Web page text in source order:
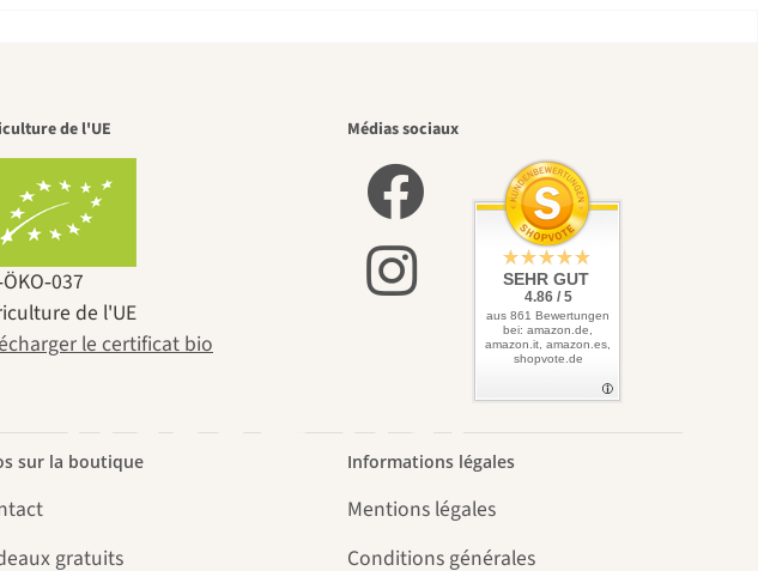
beaux
vers
passe par
de l'UE
de l'UE
le certificat bio
Médias sociaux
SEHR GUT
4.86 / 5
aus 861 Bewertungen
bei: amazon.de,
amazon.it, amazon.es,
shopvote.de
sur la boutique
gratuits
Informations légales
Mentions légales
Conditions générales